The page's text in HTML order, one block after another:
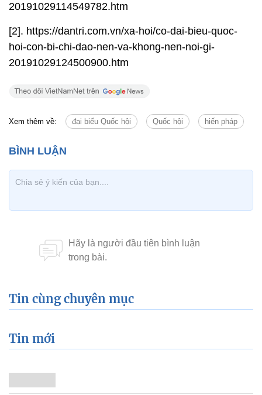
20191029114549782.htm
[2]. https://dantri.com.vn/xa-hoi/co-dai-bieu-quoc-
hoi-con-bi-chi-dao-nen-va-khong-nen-noi-gi-
20191029124500900.htm
Xem thêm về: đại biểu Quốc hội Quốc hội hiến pháp
Tin cùng chuyên mục
Tin mới